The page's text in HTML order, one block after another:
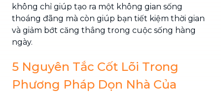
không chỉ giúp tạo ra một không gian sống
thoáng đãng mà còn giúp bạn tiết kiệm thời gian
và giảm bớt căng thẳng trong cuộc sống hàng
ngày.
5 Nguyên Tắc Cốt Lõi Trong
Phương Pháp Dọn Nhà Của